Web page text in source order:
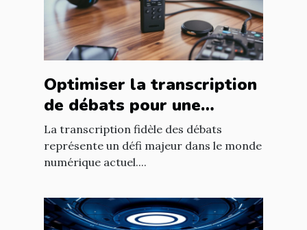
Optimiser la transcription
de débats pour une
fidélité accrue ?
La transcription fidèle des débats
représente un défi majeur dans le monde
numérique actuel....